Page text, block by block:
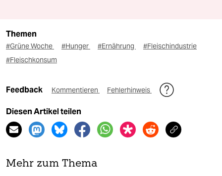
Themen
#Grüne Woche #Hunger #Ernährung
#Fleischindustrie
#Fleischkonsum
Feedback Kommentieren Fehlerhinweis
Diesen Artikel teilen
Mehr zum Thema